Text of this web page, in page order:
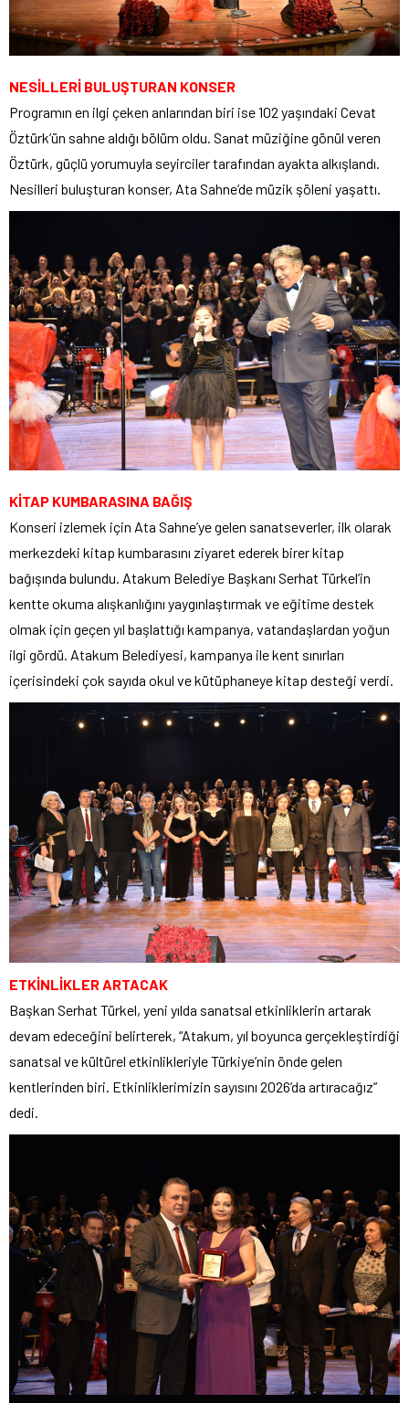
NESİLLERİ BULUŞTURAN KONSER
Programın en ilgi çeken anlarından biri ise 102 yaşındaki Cevat
Öztürk’ün sahne aldığı bölüm oldu. Sanat müziğine gönül veren
Öztürk, güçlü yorumuyla seyirciler tarafından ayakta alkışlandı.
Nesilleri buluşturan konser, Ata Sahne’de müzik şöleni yaşattı.
KİTAP KUMBARASINA BAĞIŞ
Konseri izlemek için Ata Sahne’ye gelen sanatseverler, ilk olarak
merkezdeki kitap kumbarasını ziyaret ederek birer kitap
bağışında bulundu. Atakum Belediye Başkanı Serhat Türkel’in
kentte okuma alışkanlığını yaygınlaştırmak ve eğitime destek
olmak için geçen yıl başlattığı kampanya, vatandaşlardan yoğun
ilgi gördü. Atakum Belediyesi, kampanya ile kent sınırları
içerisindeki çok sayıda okul ve kütüphaneye kitap desteği verdi.
ETKİNLİKLER ARTACAK
Başkan Serhat Türkel, yeni yılda sanatsal etkinliklerin artarak
devam edeceğini belirterek, “Atakum, yıl boyunca gerçekleştirdiği
sanatsal ve kültürel etkinlikleriyle Türkiye’nin önde gelen
kentlerinden biri. Etkinliklerimizin sayısını 2026’da artıracağız”
dedi.